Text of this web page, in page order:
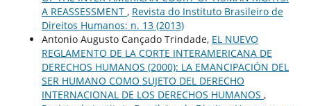
A REASSESSMENT , Revista do Instituto Brasileiro de
Direitos Humanos: n. 13 (2013)
Antonio Augusto Cançado Trindade, EL NUEVO
REGLAMENTO DE LA CORTE INTERAMERICANA DE
DERECHOS HUMANOS (2000): LA EMANCIPACIÓN DEL
SER HUMANO COMO SUJETO DEL DERECHO
INTERNACIONAL DE LOS DERECHOS HUMANOS ,